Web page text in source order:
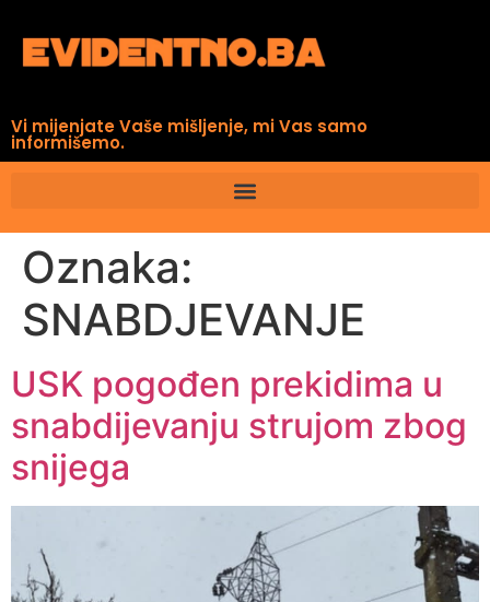
Vi mijenjate Vaše mišljenje, mi Vas samo
informišemo.
Oznaka:
SNABDJEVANJE
USK pogođen prekidima u
snabdijevanju strujom zbog
snijega